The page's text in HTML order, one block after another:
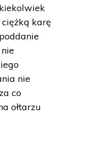
karę
nie
co
ołtarzu